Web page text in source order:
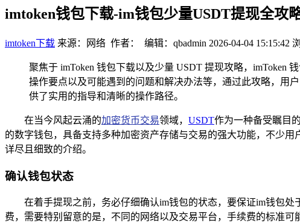
imtoken钱包下载-im钱包少量USDT提现全攻
imtoken下载 来源：网络 作者： 编辑：qbadmin 2026-04-04 15:15:42
聚焦于 imToken 钱包下载以及少量 USDT 提现攻略，imToken
操作要点以及可能遇到的问题和解决办法等，通过此攻略，用
供了实用的指导和清晰的操作路径。
在当今风起云涌的加密货币交易领域， USDT作为一种备受瞩目
的数字钱包，具备支持多种加密资产存储与交易的强大功能，不少
详尽且细致的介绍。
确认钱包状态
在着手提现之前，务必仔细确认im钱包的状态，要保证im钱包
费，需要特别留意的是，不同的网络以及交易平台，手续费的标准可